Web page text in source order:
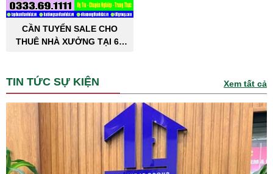
CẦN TUYỂN SALE CHO
THUÊ NHÀ XƯỞNG TẠI 63
TIN TỨC SỰ KIỆN Xem tất cả